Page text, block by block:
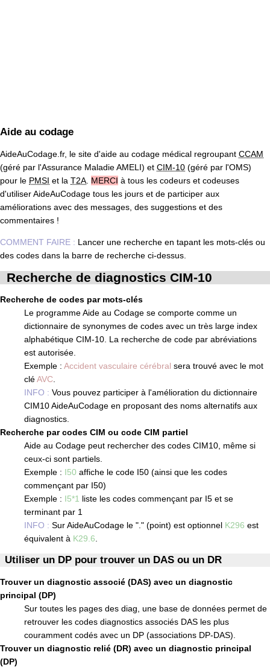
Aide au codage
AideAuCodage.fr, le site d'aide au codage médical regroupant CCAM
(géré par l'Assurance Maladie AMELI) et CIM-10 (géré par l'OMS)
pour le PMSI et la T2A. MERCI à tous les codeurs et codeuses
d'utiliser AideAuCodage tous les jours et de participer aux
améliorations avec des messages, des suggestions et des
commentaires !
COMMENT FAIRE : Lancer une recherche en tapant les mots-clés ou
des codes dans la barre de recherche ci-dessus.
Recherche de diagnostics CIM-10
Recherche de codes par mots-clés
Le programme Aide au Codage se comporte comme un
dictionnaire de synonymes de codes avec un très large index
alphabétique CIM-10. La recherche de code par abréviations
est autorisée.
Exemple : Accident vasculaire cérébral sera trouvé avec le mot
cléAVC
INFO : Vous pouvez participer à l'amélioration du dictionnaire
CIM10 AideAuCodage en proposant des noms alternatifs aux
diagnostics.
Recherche par codes CIM ou code CIM partiel
Aide au Codage peut rechercher des codes CIM10, même si
ceux-ci sont partiels.
Exemple : I50 affiche le code I50 (ainsi que les codes
commençant par I50)
Exemple : I5*1 liste les codes commençant par I5 et se
terminant par 1
INFO : Sur AideAuCodage le "." (point) est optionnel K296 est
équivalent à K29.6
Utiliser un DP pour trouver un DAS ou un DR
Trouver un diagnostic associé (DAS) avec un diagnostic
principal (DP)
Sur toutes les pages des diag, une base de données permet de
retrouver les codes diagnostics associés DAS les plus
couramment codés avec un DP (associations DP-DAS).
Trouver un diagnostic relié (DR) avec un diagnostic principal
(DP)